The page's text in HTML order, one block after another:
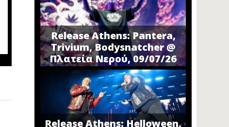
Release Athens: Pantera,
Trivium, Bodysnatcher @
Πλατεία Νερού, 09/07/26
Release Athens: Helloween,